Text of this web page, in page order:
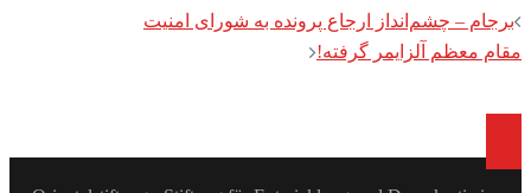
Post
navigation
برجام – چشم‌انداز ارجاع پرونده به شورای امنیت
مقام معظم آلزایمر گرفته!